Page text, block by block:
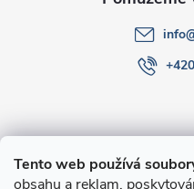
Tento web používá
obsahu a reklam,
info